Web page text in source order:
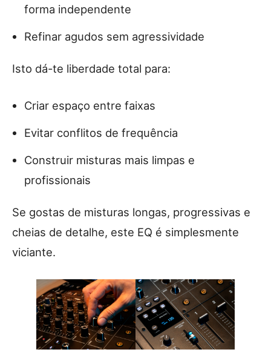
forma independente
Refinar agudos sem agressividade
Isto dá-te liberdade total para:
Criar espaço entre faixas
Evitar conflitos de frequência
Construir misturas mais limpas e
profissionais
Se gostas de misturas longas, progressivas e
cheias de detalhe, este EQ é simplesmente
viciante.